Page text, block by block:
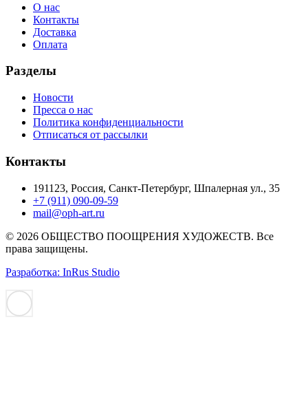
О нас
Контакты
Доставка
Оплата
Разделы
Новости
Пресса о нас
Политика конфиденциальности
Отписаться от рассылки
Контакты
191123, Россия, Санкт-Петербург, Шпалерная ул., 35
+7 (911) 090-09-59
mail@oph-art.ru
© 2026 ОБЩЕСТВО ПООЩРЕНИЯ ХУДОЖЕСТВ. Все
права защищены.
Разработка: InRus Studio